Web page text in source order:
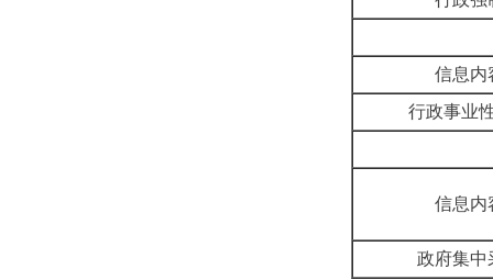
信息内
行政事业
信息内
政府集中